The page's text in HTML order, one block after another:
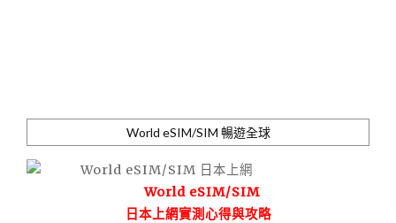
World eSIM/SIM 暢遊全球
World eSIM/SIM
日本上網實測心得與攻略